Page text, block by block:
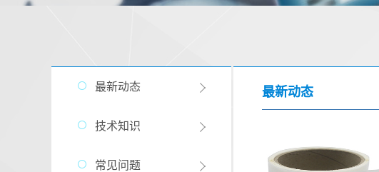
最新动态
技术知识
常见问题
最新动态